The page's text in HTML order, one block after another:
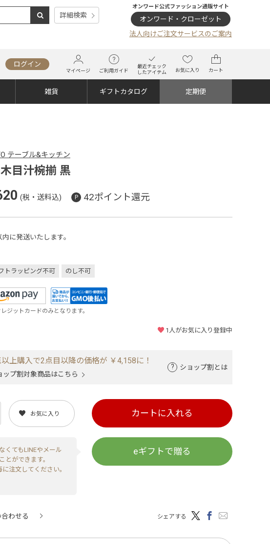
詳細検索
オンワード公式ファッション通販サイト
オンワード・クローゼット
法人向けご注文サービスのご案内
ログイン
マイページ ご利用ガイド
最近チェック
したアイテム
お気に入り カート
雑貨 ギフトカタログ 定期便
テーブル&キッチン
目汁椀揃 黒
(税・送料込) 42ポイント還元
に発送いたします。
トラッピング不可 のし不可
ジットカードのみとなります。
1 人がお気に入り登録中
上購入で2点目以降の価格が ￥4,158に！
ップ割対象商品はこちら
ショップ割とは
お気に入り カートに入れる
くてもLINEやメール
とができます。
注文してください。
eギフトで贈る
わせる シェアする